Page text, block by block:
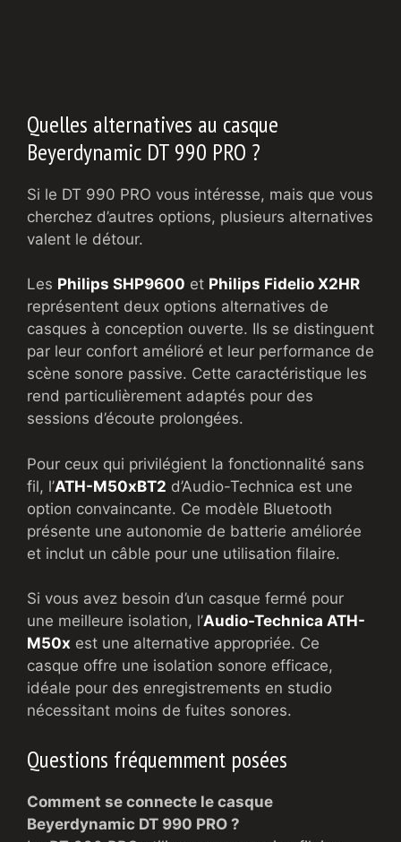
Quelles alternatives au casque
Beyerdynamic DT 990 PRO ?
Si le DT 990 PRO vous intéresse, mais que vous
cherchez d’autres options, plusieurs alternatives
valent le détour.
Les Philips SHP9600 et Philips Fidelio X2HR
représentent deux options alternatives de
casques à conception ouverte. Ils se distinguent
par leur confort amélioré et leur performance de
scène sonore passive. Cette caractéristique les
rend particulièrement adaptés pour des
sessions d’écoute prolongées.
Pour ceux qui privilégient la fonctionnalité sans
fil, l’ATH-M50xBT2 d’Audio-Technica est une
option convaincante. Ce modèle Bluetooth
présente une autonomie de batterie améliorée
et inclut un câble pour une utilisation filaire.
Si vous avez besoin d’un casque fermé pour
une meilleure isolation, l’Audio-Technica ATH-
M50x est une alternative appropriée. Ce
casque offre une isolation sonore efficace,
idéale pour des enregistrements en studio
nécessitant moins de fuites sonores.
Questions fréquemment posées
Comment se connecte le casque
Beyerdynamic DT 990 PRO ?